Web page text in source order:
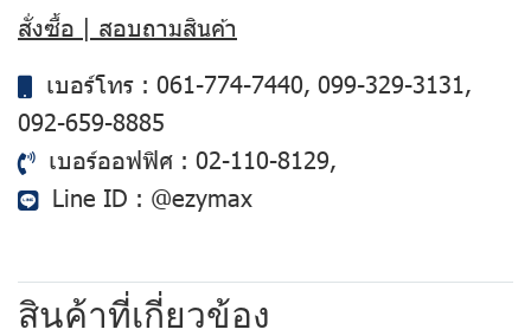
สั่งซื้อ | สอบถามสินค้า
เบอร์โทร : 061-774-7440, 099-329-3131 ,
092-659-8885
เบอร์ออฟฟิศ : 02-110-8129,
Line ID : @ezymax
สินค้าที่เกี่ยวข้อง